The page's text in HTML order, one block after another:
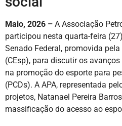
Maio, 2026 – A Associação
participou nesta quarta-feira
Senado Federal, promovida
(CEsp), para discutir os
na promoção do esporte para
(PCDs). A APA, representada
projetos, Natanael Pereira
massificação do acesso ao